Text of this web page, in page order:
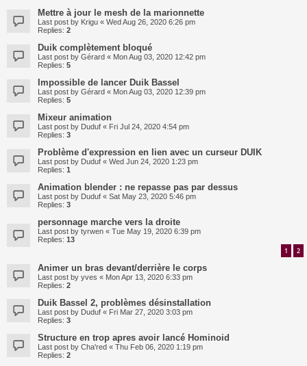
Mettre à jour le mesh de la marionnette
Last post by Krigu « Wed Aug 26, 2020 6:26 pm
Replies: 2
Duik complètement bloqué
Last post by Gérard « Mon Aug 03, 2020 12:42 pm
Replies: 5
Impossible de lancer Duik Bassel
Last post by Gérard « Mon Aug 03, 2020 12:39 pm
Replies: 5
Mixeur animation
Last post by Duduf « Fri Jul 24, 2020 4:54 pm
Replies: 3
Problème d'expression en lien avec un curseur DUIK
Last post by Duduf « Wed Jun 24, 2020 1:23 pm
Replies: 1
Animation blender : ne repasse pas par dessus
Last post by Duduf « Sat May 23, 2020 5:46 pm
Replies: 3
personnage marche vers la droite
Last post by tyrwen « Tue May 19, 2020 6:39 pm
Replies: 13
1 2
Animer un bras devant/derrière le corps
Last post by yves « Mon Apr 13, 2020 6:33 pm
Replies: 2
Duik Bassel 2, problèmes désinstallation
Last post by Duduf « Fri Mar 27, 2020 3:03 pm
Replies: 3
Structure en trop apres avoir lancé Hominoid
Last post by Cha'red « Thu Feb 06, 2020 1:19 pm
Replies: 2